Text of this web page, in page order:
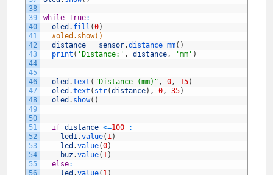
38
39
40
41
42
43
44
45
46
47
48
49
50
51
52
53
54
55
56
while True:
oled . fill (0)
#oled.show()
distance = sensor.distance_mm( )
print ( 'Distance:' , distance, 'mm' )
oled .text ( "Distance (mm)" , 0, 15)
oled .text ( str(distance) , 0, 35)
oled . show( )
if distance <=100
:
led1.value( 1)
led .value(0)
buz.value( 1)
else:
led .value( 1 )